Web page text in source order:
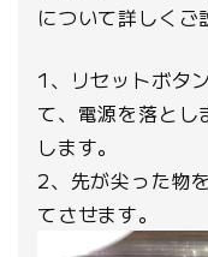
について詳しくご
1、リセットボタ
て、電源を落とし
します。
2、先が尖った物
てさせます。